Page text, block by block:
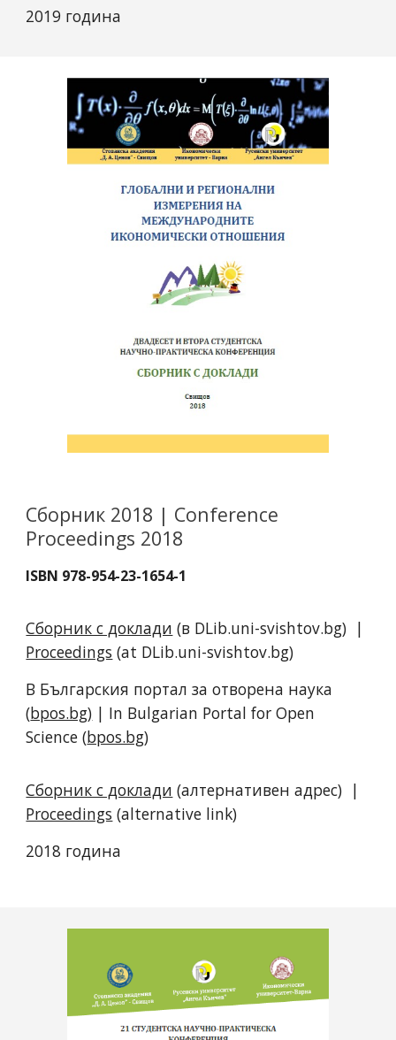
2019 година
Сборник 2018 | Conference
Proceedings 2018
ISBN 978-954-23-1654-1
Сборник с доклади (в DLib.uni-svishtov.bg) |
Proceedings (at DLib.uni-svishtov.bg)
В Българския портал за отворена наука
(bpos.bg) | In Bulgarian Portal for Open
Science (bpos.bg)
Сборник с доклади (алтернативен адрес) |
Proceedings (alternative link)
2018 година